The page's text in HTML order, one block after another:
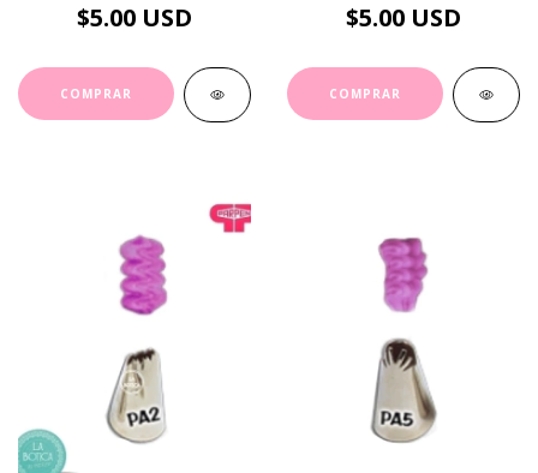
$5.00 USD $5.00 USD